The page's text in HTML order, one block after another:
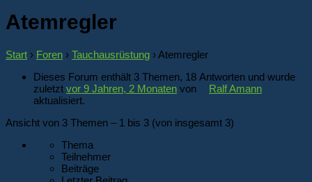
Atemregler
Start › Foren › Tauchausrüstung ›Atemregler
Dieses Forum enthält 3 Themen, 18 Antworten und wurde
zuletzt vor 9 Jahren, 2 Monaten von
Ralf Amann
aktualisiert.
Ansicht von 3 Themen – 1 bis 3 (von insgesamt 3)
Thema
Teilnehmer
Beiträge